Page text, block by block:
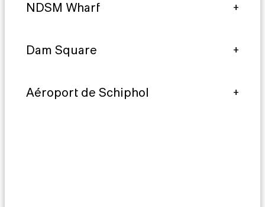
NDSM Wharf
Dam Square
Aéroport de Schiphol